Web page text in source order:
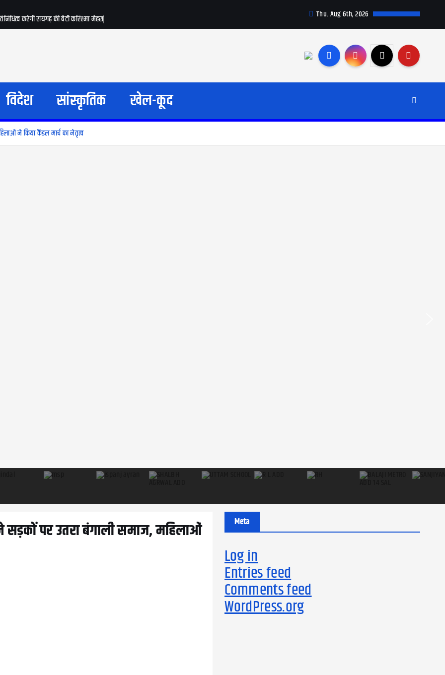
करेगी रायगढ़ की बेटी करिश्मा मेहरा
Thu. Aug 6th, 2026
विदेश सांस्कृतिक खेल-कूद
ने किया कैंडल मार्च का नेतृत्व
सड़कों पर उतरा बंगाली समाज, महिलाओं
Meta
Log in
Entries feed
Comments feed
WordPress.org